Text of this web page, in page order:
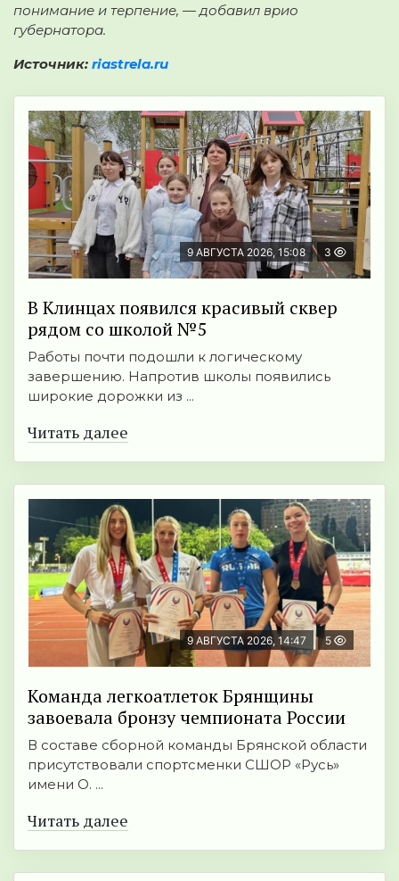
понимание и терпение, — добавил врио
губернатора.
Источник: riastrela.ru
9 АВГУСТА 2026, 15:08 3
В Клинцах появился красивый сквер
рядом со школой №5
Работы почти подошли к логическому
завершению. Напротив школы появились
широкие дорожки из ...
Читать далее
9 АВГУСТА 2026, 14:47 5
Команда легкоатлеток Брянщины
завоевала бронзу чемпионата России
В составе сборной команды Брянской области
присутствовали спортсменки СШОР «Русь»
имени О. ...
Читать далее